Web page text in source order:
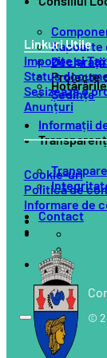
Proiecte
Ședințe
Informații
Contact
Linkuri Utile
Impozite și
Status
Sesizează o
Anunțuri
©
Cookie-uri
Politică de
Informare de